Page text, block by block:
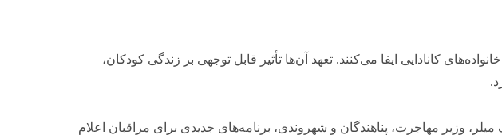
کانادایی ایفا می‌کنند. تعهد آن‌ها تأثیر قابل توجهی بر زندگی کودکان،
وزیر مهاجرت، پناهندگان و شهروندی، برنامه‌های جدیدی برای مراقبان اعلام